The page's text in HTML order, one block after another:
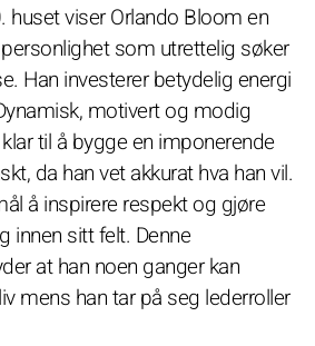
huset viser Orlando Bloom en
som utrettelig søker
Han investerer betydelig energi
motivert og modig
til å bygge en imponerende
da han vet akkurat hva han vil.
å inspirere respekt og gjøre
innen sitt felt. Denne
at han noen ganger kan
mens han tar på seg lederroller